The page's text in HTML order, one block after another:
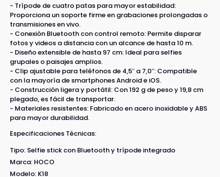
- Trípode de cuatro patas para mayor estabilidad:
Proporciona un soporte firme en grabaciones prolongadas o
transmisiones en vivo.
- Conexión Bluetooth con control remoto: Permite disparar
fotos y videos a distancia con un alcance de hasta 10 m.
- Diseño extensible de hasta 97 cm: Ideal para selfies
grupales o paisajes amplios.
- Clip ajustable para teléfonos de 4,5″ a 7,0″: Compatible
con la mayoría de smartphones Android e iOS.
- Construcción ligera y portátil: Con 192 g de peso y 19,8 cm
plegado, es fácil de transportar.
- Materiales resistentes: Fabricado en acero inoxidable y ABS
para mayor durabilidad.
Especificaciones Técnicas:
Tipo: Selfie stick con Bluetooth y trípode integrado
Marca: HOCO
Modelo: K18